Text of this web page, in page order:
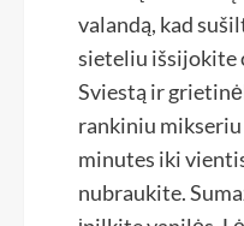
valandą, kad
sieteliu išsijokite
Sviestą ir
rankiniu
minutes iki
nubraukite.